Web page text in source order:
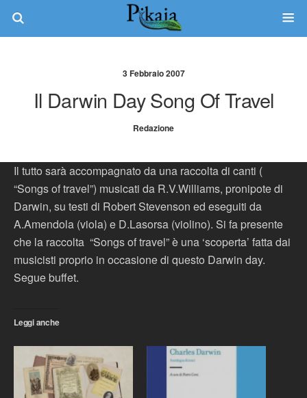
3 Febbraio 2007
Il Darwin Day Song Of Travel
Redazione
Il tutto sarà accompagnato da una raccolta di canti (
“Songs of travel”) musicati da R.V.Williams, pronipote di
Darwin, su testi di Robert Stevenson ed eseguiti da
A.Amendola (viola) e D.Lasorsa (violino). Si fa presente
che la raccolta “Songs of travel” è una ‘scoperta’ fatta dai
musicisti proprio in occasione di questo Darwin day.
Segue buffet.
Leggi anche